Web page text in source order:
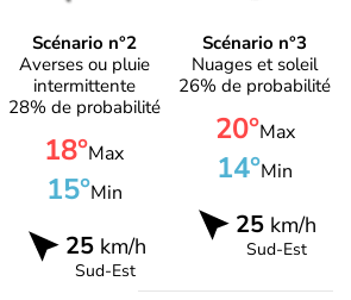
Scénario n°2
Averses ou pluie
intermittente
28% de probabilité
18°Max
15°Min
25km/h
Sud-Est
Scénario n°3
Nuages et soleil
26% de probabilité
20°Max
14°Min
25 km/h
Sud-Est